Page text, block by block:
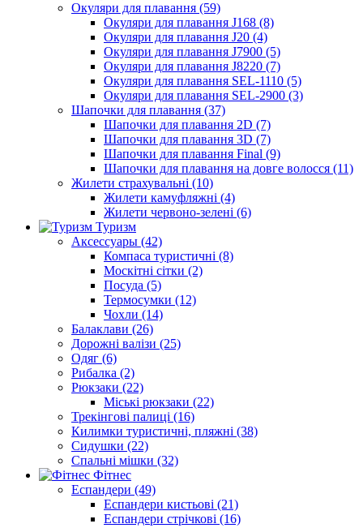
Окуляри для плавання (59)
Окуляри для плавання J168 (8)
Окуляри для плавання J20 (4)
Окуляри для плавання J7900 (5)
Окуляри для плавання J8220 (7)
Окуляри для плавання SEL-1110 (5)
Окуляри для плавання SEL-2900 (3)
Шапочки для плавання (37)
Шапочки для плавання 2D (7)
Шапочки для плавання 3D (7)
Шапочки для плавання Final (9)
Шапочки для плавання на довге волосся (11)
Жилети страхувальні (10)
Жилети камуфляжні (4)
Жилети червоно-зелені (6)
Туризм
Аксессуары (42)
Компаса туристичні (8)
Москітні сітки (2)
Посуда (5)
Термосумки (12)
Чохли (14)
Балаклави (26)
Дорожні валізи (25)
Одяг (6)
Рибалка (2)
Рюкзаки (22)
Міські рюкзаки (22)
Трекінгові палиці (16)
Килимки туристичні, пляжні (38)
Сидушки (22)
Спальні мішки (32)
Фітнес
Еспандери (49)
Еспандери кистьові (21)
Еспандери стрічкові (16)